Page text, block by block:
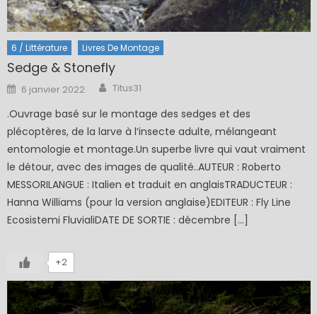
6 / Littérature Livres De Montage
Sedge & Stonefly
Posted
on
6 janvier 2022 Author
Titus31
.Ouvrage basé sur le montage des sedges et des
plécoptères, de la larve à l’insecte adulte, mélangeant
entomologie et montage.Un superbe livre qui vaut vraiment
le détour, avec des images de qualité..AUTEUR : Roberto
MESSORILANGUE : Italien et traduit en anglaisTRADUCTEUR :
Hanna Williams (pour la version anglaise)EDITEUR : Fly Line
Ecosistemi FluvialiDATE DE SORTIE : décembre […]
+2